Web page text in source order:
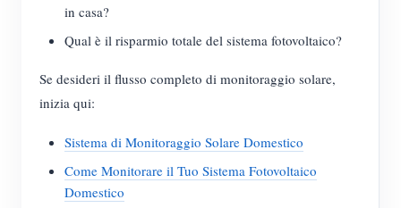
in casa?
Qual è il risparmio totale del sistema fotovoltaico?
Se desideri il flusso completo di monitoraggio solare,
inizia qui:
Sistema di Monitoraggio Solare Domestico
Come Monitorare il Tuo Sistema Fotovoltaico
Domestico